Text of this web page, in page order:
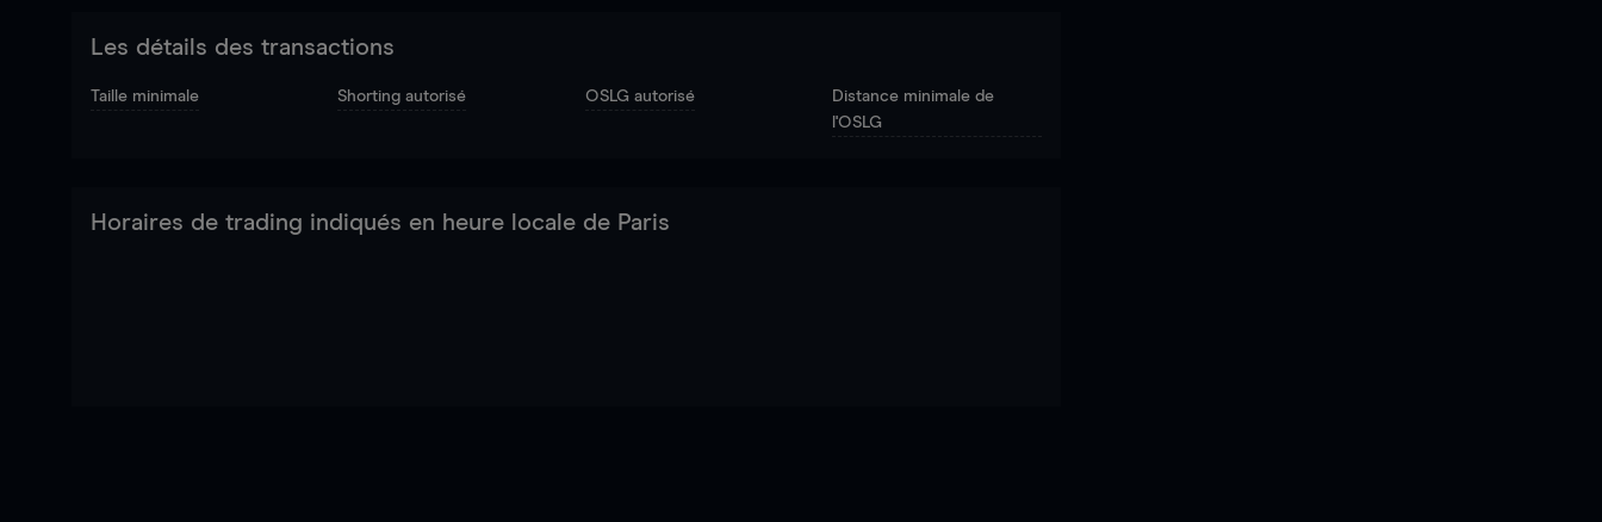
Les détails des transactions
Taille minimale Shorting autorisé OSLG autorisé
Distance minimale de
l'OSLG
Horaires de trading indiqués en heure locale de Paris